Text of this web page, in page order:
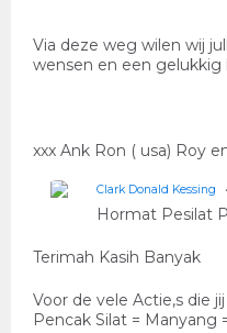
Via deze weg wilen wij
wensen en een gelukkig
xxx Ank Ron ( usa) Roy
Clark Donald Kessing
Hormat Pesilat
Terimah Kasih Banyak
Voor de vele Actie,s die
Pencak Silat = Manyang